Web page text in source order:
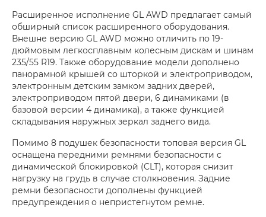
Расширенное исполнение GL AWD предлагает самый
обширный список расширенного оборудования.
Внешне версию GL AWD можно отличить по 19-
дюймовым легкосплавным колесным дискам и шинам
235/55 R19. Также оборудование модели дополнено
панорамной крышей со шторкой и электроприводом,
электронным детским замком задних дверей,
электроприводом пятой двери, 6 динамиками (в
базовой версии 4 динамика), а также функцией
складывания наружных зеркал заднего вида.
Помимо 8 подушек безопасности топовая версия GL
оснащена передними ремнями безопасности с
динамической блокировкой (CLT), которая снизит
нагрузку на грудь в случае столкновения. Задние
ремни безопасности дополнены функцией
предупреждения о непристегнутом ремне.